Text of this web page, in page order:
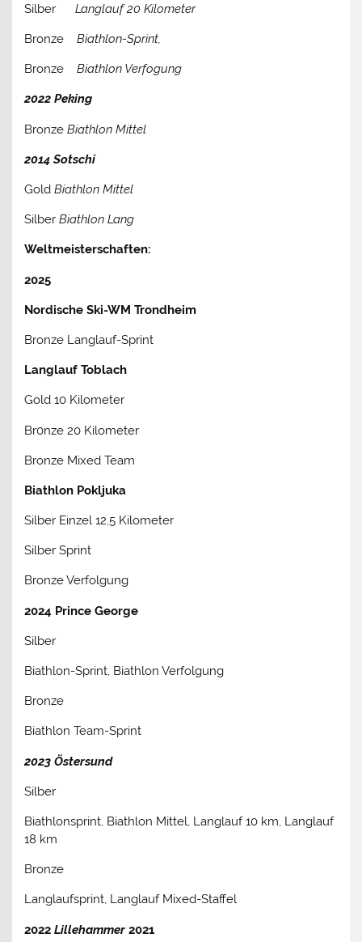
SilberLanglauf 20 Kilometer
BronzeBiathlon-Sprint,
BronzeBiathlon Verfogung
2022 Peking
BronzeBiathlon Mittel
2014 Sotschi
GoldBiathlon Mittel
SilberBiathlon Lang
Weltmeisterschaften:
2025
Nordische Ski-WM Trondheim
Bronze Langlauf-Sprint
Langlauf Toblach
Gold 10 Kilometer
Br0nze 20 Kilometer
Bronze Mixed Team
Biathlon Pokljuka
Silber Einzel 12,5 Kilometer
Silber Sprint
Bronze Verfolgung
2024 Prince George
Silber
Biathlon-Sprint, Biathlon Verfolgung
Bronze
Biathlon Team-Sprint
2023 Östersund
Silber
Biathlonsprint, Biathlon Mittel, Langlauf 10 km, Langlauf
18 km
Bronze
Langlaufsprint, Langlauf Mixed-Staffel
2022Lillehammer 2021